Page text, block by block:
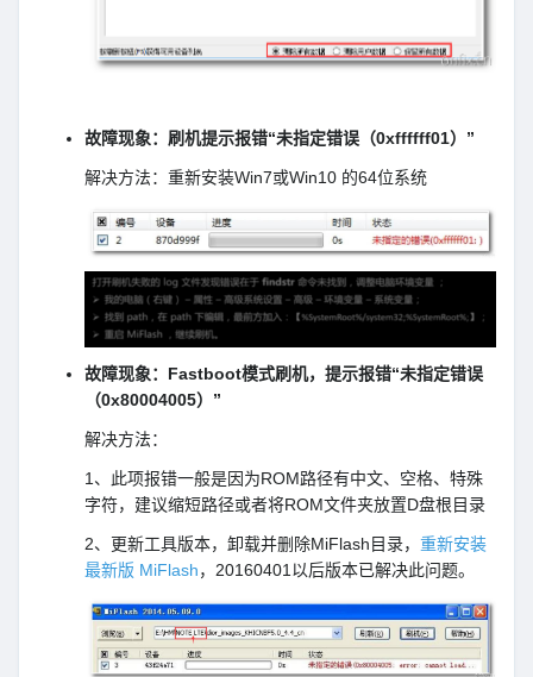
故障现象：刷机提示报错“未指定错误（0xffffff01）”
解决方法：重新安装Win7或Win10 的64位系统
故障现象：Fastboot模式刷机，提示报错“未指定错误
（0x80004005）”
解决方法：
1、此项报错一般是因为ROM路径有中文、空格、特殊
字符，建议缩短路径或者将ROM文件夹放置D盘根目录
2、更新工具版本，卸载并删除MiFlash目录， 重新安装
最新版 MiFlash，20160401以后版本已解决此问题。